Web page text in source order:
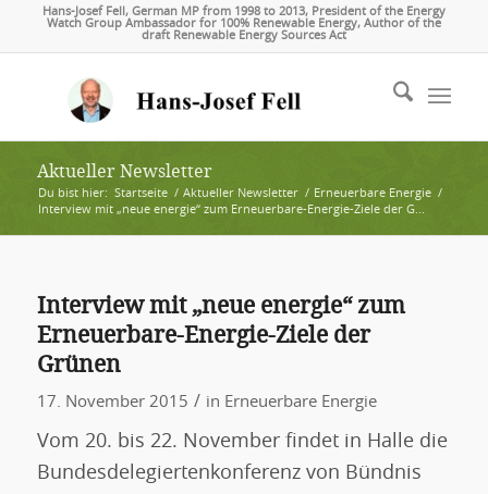
Hans-Josef Fell, German MP from 1998 to 2013, President of the Energy
Watch Group Ambassador for 100% Renewable Energy, Author of the
draft Renewable Energy Sources Act
Aktueller Newsletter
Du bist hier: Startseite / Aktueller Newsletter / Erneuerbare Energie /
Interview mit „neue energie“ zum Erneuerbare-Energie-Ziele der G...
Interview mit „neue energie“ zum
Erneuerbare-Energie-Ziele der
Grünen
17. November 2015 / in Erneuerbare Energie
Vom 20. bis 22. November findet in Halle die
Bundesdelegiertenkonferenz von Bündnis